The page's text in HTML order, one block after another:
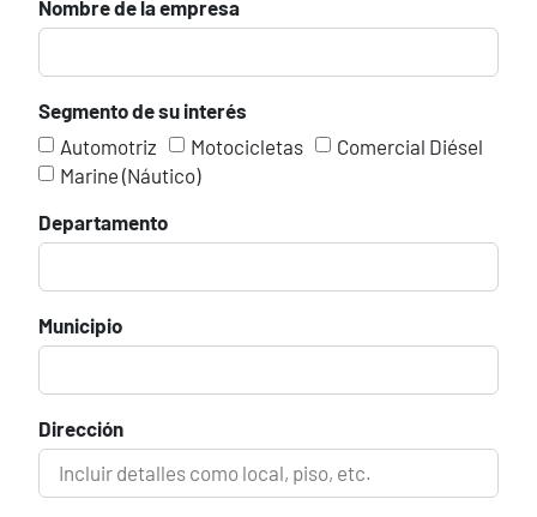
Nombre de la empresa
Segmento de su interés
Automotriz
Motocicletas
Comercial Diésel
Marine (Náutico)
Departamento
Municipio
Dirección